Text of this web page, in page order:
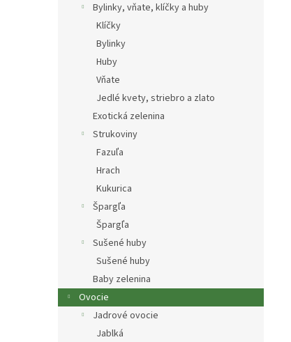
Bylinky, vňate, klíčky a huby
Klíčky
Bylinky
Huby
Vňate
Jedlé kvety, striebro a zlato
Exotická zelenina
Strukoviny
Fazuľa
Hrach
Kukurica
Špargľa
Špargľa
Sušené huby
Sušené huby
Baby zelenina
Ovocie
Jadrové ovocie
Jablká